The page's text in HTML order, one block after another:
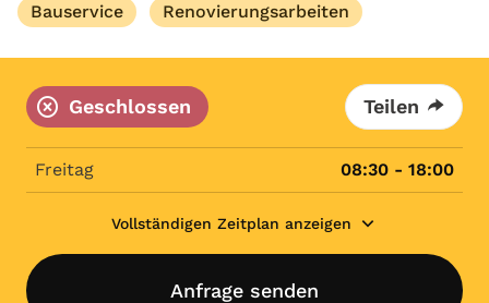
Bauservice Renovierungsarbeiten
Geschlossen Teilen
Freitag 08:30 - 18:00
Vollständigen Zeitplan anzeigen
Anfrage senden